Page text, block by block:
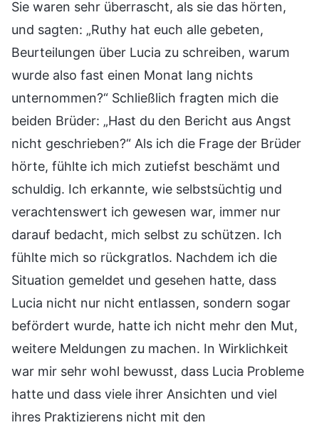
Sie waren sehr überrascht, als sie das hörten,
und sagten: „Ruthy hat euch alle gebeten,
Beurteilungen über Lucia zu schreiben, warum
wurde also fast einen Monat lang nichts
unternommen?“ Schließlich fragten mich die
beiden Brüder: „Hast du den Bericht aus Angst
nicht geschrieben?“ Als ich die Frage der Brüder
hörte, fühlte ich mich zutiefst beschämt und
schuldig. Ich erkannte, wie selbstsüchtig und
verachtenswert ich gewesen war, immer nur
darauf bedacht, mich selbst zu schützen. Ich
fühlte mich so rückgratlos. Nachdem ich die
Situation gemeldet und gesehen hatte, dass
Lucia nicht nur nicht entlassen, sondern sogar
befördert wurde, hatte ich nicht mehr den Mut,
weitere Meldungen zu machen. In Wirklichkeit
war mir sehr wohl bewusst, dass Lucia Probleme
hatte und dass viele ihrer Ansichten und viel
ihres Praktizierens nicht mit den